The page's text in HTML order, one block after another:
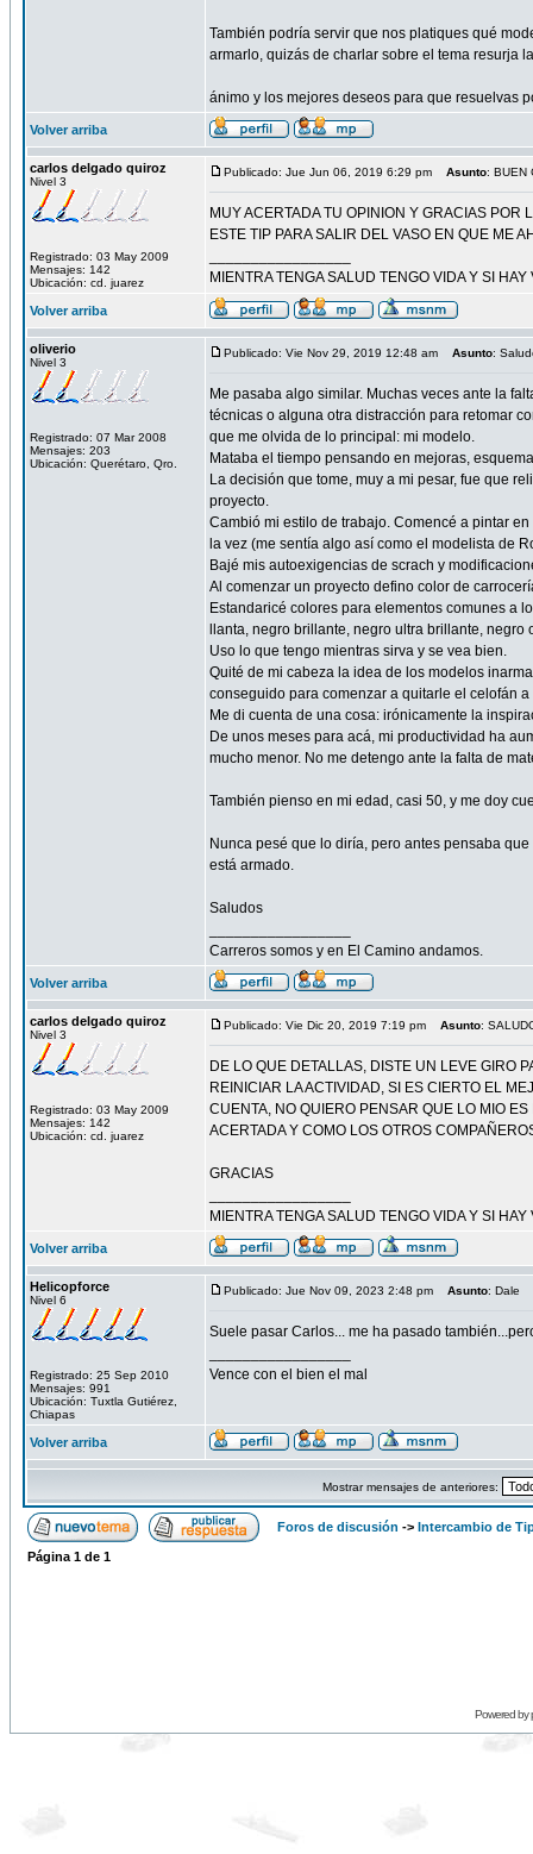
También podría servir que nos platiques qué
armarlo, quizás de charlar sobre el tema resurja
ánimo y los mejores deseos para que resuelvas
Volver arriba
carlos delgado quiroz
Nivel 3
Registrado: 03 May 2009
Mensajes: 142
Ubicación: cd. juarez
Publicado: Jue Jun 06, 2019 6:29 pm Asunto: BUEN
MUY ACERTADA TU OPINION Y GRACIAS POR
ESTE TIP PARA SALIR DEL VASO EN QUE ME
MIENTRA TENGA SALUD TENGO VIDA Y SI HAY
Volver arriba
oliverio
Nivel 3
Registrado: 07 Mar 2008
Mensajes: 203
Ubicación: Querétaro, Qro.
Publicado: Vie Nov 29, 2019 12:48 am Asunto:
Me pasaba algo similar. Muchas veces ante la
técnicas o alguna otra distracción para retomar
que me olvida de lo principal: mi modelo.
Mataba el tiempo pensando en mejoras,
La decisión que tome, muy a mi pesar, fue que
proyecto.
Cambió mi estilo de trabajo. Comencé a pintar
la vez (me sentía algo así como el modelista de
Bajé mis autoexigencias de scrach y
Al comenzar un proyecto defino color de
Estandaricé colores para elementos comunes a
llanta, negro brillante, negro ultra brillante,
Uso lo que tengo mientras sirva y se vea bien.
Quité de mi cabeza la idea de los modelos
conseguido para comenzar a quitarle el celofán a
Me di cuenta de una cosa: irónicamente la
De unos meses para acá, mi productividad ha
mucho menor. No me detengo ante la falta de
También pienso en mi edad, casi 50, y me doy
Nunca pesé que lo diría, pero antes pensaba
está armado.
Saludos
Carreros somos y en El Camino andamos.
Volver arriba
carlos delgado quiroz
Nivel 3
Registrado: 03 May 2009
Mensajes: 142
Ubicación: cd. juarez
Publicado: Vie Dic 20, 2019 7:19 pm Asunto:
DE LO QUE DETALLAS, DISTE UN LEVE GIRO
REINICIAR LA ACTIVIDAD, SI ES CIERTO EL
CUENTA, NO QUIERO PENSAR QUE LO MIO
ACERTADA Y COMO LOS OTROS
GRACIAS
MIENTRA TENGA SALUD TENGO VIDA Y SI HAY
Volver arriba
Helicopforce
Nivel 6
Registrado: 25 Sep 2010
Mensajes: 991
Ubicación: Tuxtla Gutiérez,
Chiapas
Publicado: Jue Nov 09, 2023 2:48 pm Asunto: Dale
Suele pasar Carlos... me ha pasado
Vence con el bien el mal
Volver arriba
Mostrar mensajes de anteriores:
Foros de discusión -> Intercambio de
Página 1 de 1
Powered by